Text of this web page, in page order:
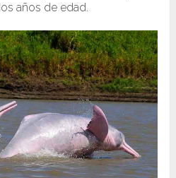
años de edad.